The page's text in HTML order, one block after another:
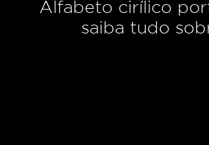
Alfabeto cirílico
saiba tudo